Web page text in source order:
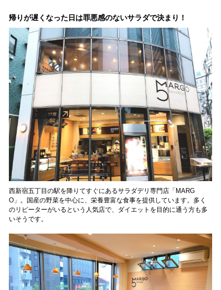
JIMOTO
PROGRAM」が青
森・群馬・沖縄で始
動。6種類を飲んで実
食レポート
ツトレンドVol.105】
るカフェ、優雅なホテ
帰りが遅くなった日は罪悪感のないサラダで決まり！
西新宿五丁目の駅を降りてすぐにあるサラダデリ専門店「MARG
O」。国産の野菜を中心に、栄養豊富な食事を提供しています。多く
のリピーターがいるという人気店で、ダイエットを目的に通う方も多
いそうです。